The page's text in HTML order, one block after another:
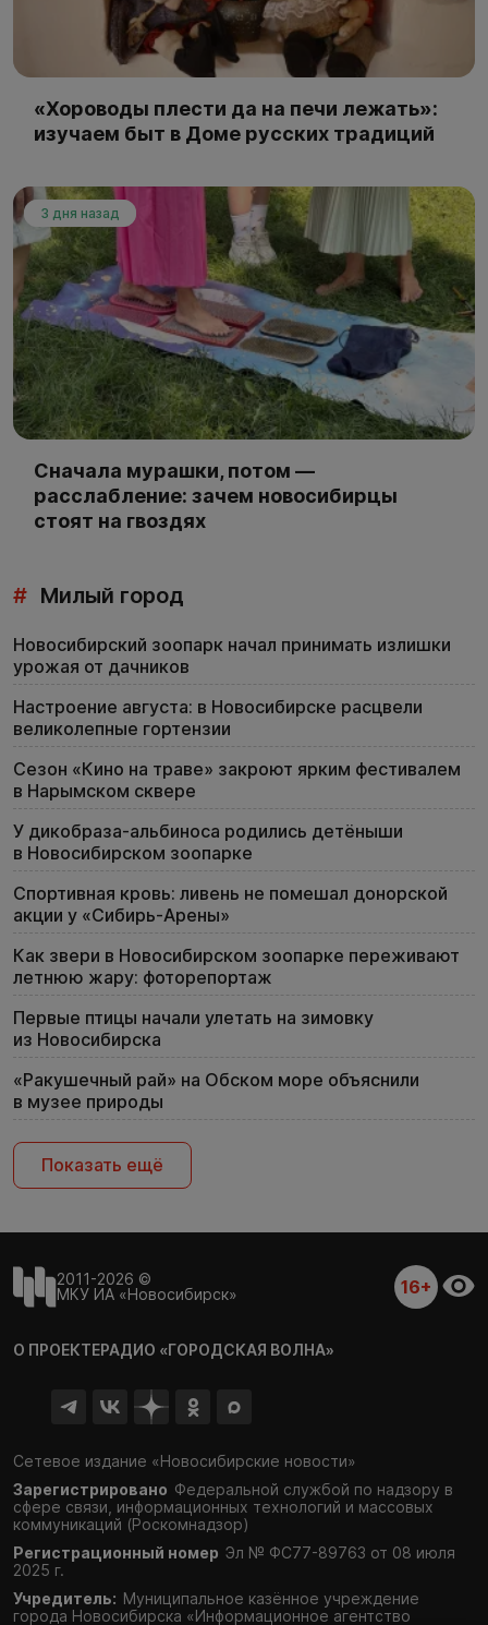
«Хороводы плести да на печи лежать»:
изучаем быт в Доме русских традиций
3 дня назад
Сначала мурашки, потом —
расслабление: зачем новосибирцы
стоят на гвоздях
# Милый город
Новосибирский зоопарк начал принимать излишки
урожая от дачников
Настроение августа: в Новосибирске расцвели
великолепные гортензии
Сезон «Кино на траве» закроют ярким фестивалем
в Нарымском сквере
У дикобраза-альбиноса родились детёныши
в Новосибирском зоопарке
Спортивная кровь: ливень не помешал донорской
акции у «Сибирь-Арены»
Как звери в Новосибирском зоопарке переживают
летнюю жару: фоторепортаж
Первые птицы начали улетать на зимовку
из Новосибирска
«Ракушечный рай» на Обском море объяснили
в музее природы
Показать ещё
2011-2026 ©
МКУ ИА «Новосибирск»
16+
О ПРОЕКТЕРАДИО «ГОРОДСКАЯ ВОЛНА»
Сетевое издание «Новосибирские новости»
Зарегистрировано Федеральной службой по надзору в
сфере связи, информационных технологий и массовых
коммуникаций (Роскомнадзор)
Регистрационный номер Эл № ФС77-89763 от 08 июля
2025 г.
Учредитель: Муниципальное казённое учреждение
города Новосибирска «Информационное агентство